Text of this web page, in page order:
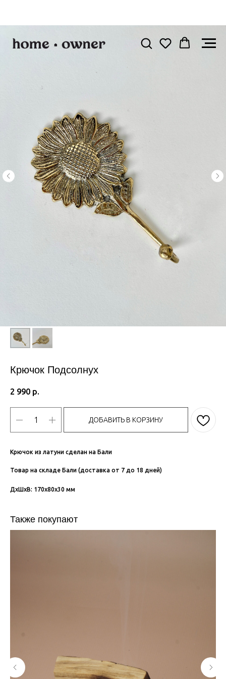
Крючок Подсолнух
2 990 р.
ДОБАВИТЬ В КОРЗИНУ
Крючок из латуни сделан на Бали
Товар на складе Бали (доставка от 7 до 18 дней)
ДxШxВ: 170x80x30 мм
Также покупают